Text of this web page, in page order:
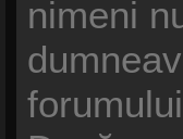
nimeni